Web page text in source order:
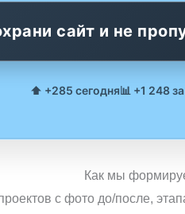
сайт и не
⬆️ +285 сегодня📊 +1 248
Как мы
с фото до/после,